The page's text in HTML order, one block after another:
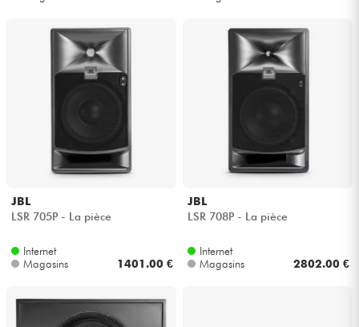
JBL
LSR 705P - La pièce
Internet
Magasins
1401.00 €
JBL
LSR 708P - La pièce
Internet
Magasins
2802.00 €